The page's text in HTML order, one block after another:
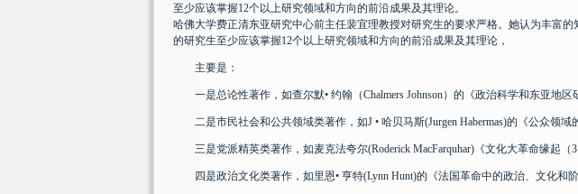
至少应该掌握12个以上研究领域和方向的前沿成果及其理论。
哈佛大学费正清东亚研究中心前主任裴宜理教授对研究生的要求严格。她认为丰富
的研究生至少应该掌握12个以上研究领域和方向的前沿成果及其理论，
主要是：
一是总论性著作，如查尔默• 约翰（Chalmers Johnson）的《政治科学和东亚地区
二是市民社会和公共领域类著作，如J • 哈贝马斯(Jurgen Habermas)的《公众领域
三是党派精英类著作，如麦克法夸尔(Roderick MacFarquhar)《文化大革命缘起（3
四是政治文化类著作，如里恩• 亨特(Lynn Hunt)的《法国革命中的政治、文化和